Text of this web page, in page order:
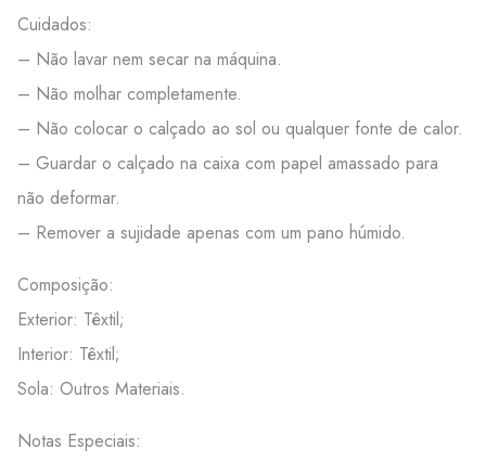
Cuidados:
– Não lavar nem secar na máquina.
– Não molhar completamente.
– Não colocar o calçado ao sol ou qualquer fonte de calor.
– Guardar o calçado na caixa com papel amassado para
não deformar.
– Remover a sujidade apenas com um pano húmido.
Composição:
Exterior: Têxtil;
Interior: Têxtil;
Sola: Outros Materiais.
Notas Especiais: